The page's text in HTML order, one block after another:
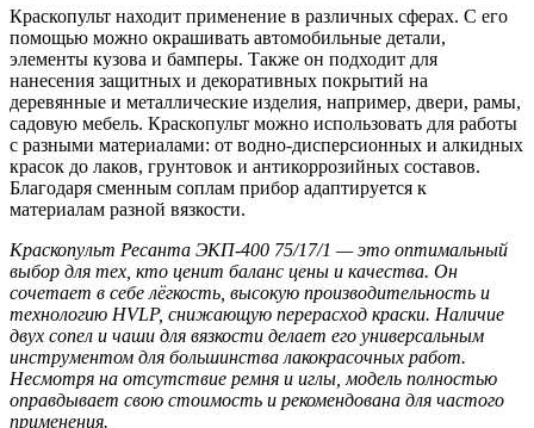
Краскопульт находит применение в различных сферах. С его
помощью можно окрашивать автомобильные детали,
элементы кузова и бамперы. Также он подходит для
нанесения защитных и декоративных покрытий на
деревянные и металлические изделия, например, двери, рамы,
садовую мебель. Краскопульт можно использовать для работы
с разными материалами: от водно-дисперсионных и алкидных
красок до лаков, грунтовок и антикоррозийных составов.
Благодаря сменным соплам прибор адаптируется к
материалам разной вязкости.
Краскопульт Ресанта ЭКП-400 75/17/1 — это оптимальный
выбор для тех, кто ценит баланс цены и качества. Он
сочетает в себе лёгкость, высокую производительность и
технологию HVLP, снижающую перерасход краски. Наличие
двух сопел и чаши для вязкости делает его универсальным
инструментом для большинства лакокрасочных работ.
Несмотря на отсутствие ремня и иглы, модель полностью
оправдывает свою стоимость и рекомендована для частого
применения.